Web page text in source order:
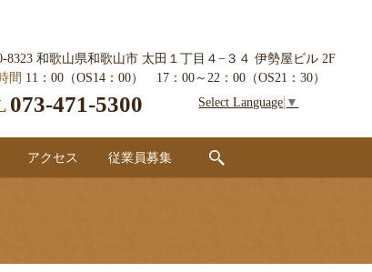
Select Language ▼
8323 和歌山県和歌山市 太田１丁目４−３４ 伊勢屋ビル 2F
間 11：00（OS14：00） 17：00～22：00（OS21：30）
073-471-5300
アクセス 従業員募集